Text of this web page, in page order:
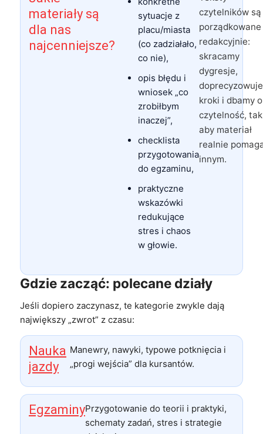
materiały są
dla nas
najcenniejsze?
sytuacje z
placu/miasta
(co zadziałało,
co nie),
opis błędu i
wniosek „co
zrobiłbym
inaczej”,
checklista
przygotowania
do egzaminu,
praktyczne
wskazówki
redukujące
stres i chaos
w głowie.
czytelników są
porządkowane
redakcyjnie:
skracamy
dygresje,
kroki i dbamy o
czytelność, tak
aby materiał
realnie
innym.
Gdzie zacząć: polecane działy
Jeśli dopiero zaczynasz, te kategorie zwykle dają
największy „zwrot” z czasu:
Nauka
jazdy
Manewry, nawyki, typowe potknięcia i
„progi wejścia” dla kursantów.
EgzaminyPrzygotowanie do teorii i praktyki,
schematy zadań, stres i strategie